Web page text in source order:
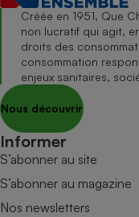
Créée en 1951, Que
non lucratif qui agit,
droits des
consommation
enjeux sanitaires,
Nous découvrir
Informer
S’abonner au site
S’abonner au magazine
Nos newsletters